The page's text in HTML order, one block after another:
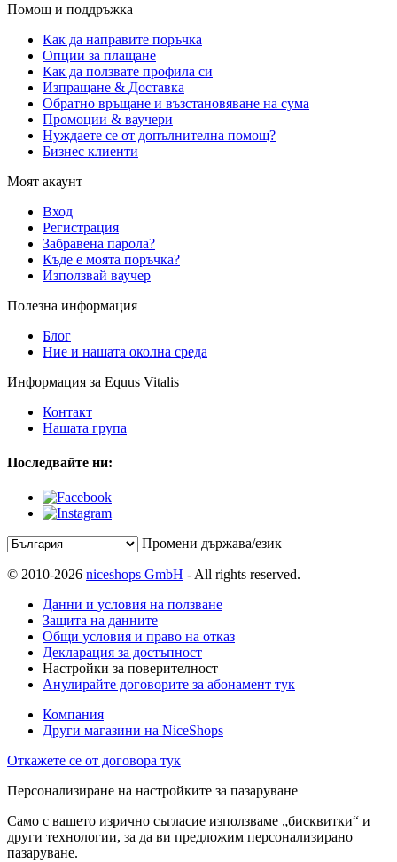
Помощ и поддръжка
Как да направите поръчка
Опции за плащане
Как да ползвате профила си
Изпращане & Доставка
Обратно връщане и възстановяване на сума
Промоции & ваучери
Нуждаете се от допълнителна помощ?
Бизнес клиенти
Моят акаунт
Вход
Регистрация
Забравена парола?
Къде е моята поръчка?
Използвай ваучер
Полезна информация
Блог
Ние и нашата околна среда
Информация за Equus Vitalis
Контакт
Нашата група
Последвайте ни:
Промени държава/език
© 2010-2026 niceshops GmbH - All rights reserved.
Данни и условия на ползване
Защита на данните
Общи условия и право на отказ
Декларация за достъпност
Настройки за поверителност
Анулирайте договорите за абонамент тук
Компания
Други магазини на NiceShops
Откажете се от договора тук
Персонализиране на настройките за пазаруване
Само с вашето изрично съгласие използваме „бисквитки“ и
други технологии, за да ви предложим персонализирано
пазаруване.